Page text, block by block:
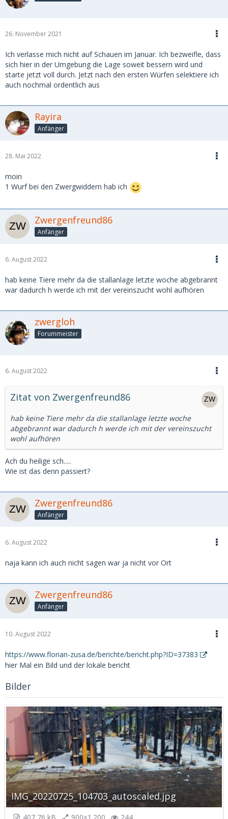
26. November 2021
Ich verlasse mich nicht auf Schauen im Januar. Ich bezweifle, dass
sich hier in der Umgebung die Lage soweit bessern wird und
starte jetzt voll durch. Jetzt nach den ersten Würfen selektiere ich
auch nochmal ordentlich aus
Rayira
Anfänger
28. Mai 2022
moin
1 Wurf bei den Zwergwiddern hab ich
Zwergenfreund86
Anfänger
6. August 2022
hab keine Tiere mehr da die stallanlage letzte woche abgebrannt
war dadurch h werde ich mit der vereinszucht wohl aufhören
zwergloh
Forummeister
6. August 2022
Zitat von Zwergenfreund86
hab keine Tiere mehr da die stallanlage letzte woche
abgebrannt war dadurch h werde ich mit der vereinszucht
wohl aufhören
Ach du heilige sch.....
Wie ist das denn passiert?
Zwergenfreund86
Anfänger
6. August 2022
naja kann ich auch nicht sagen war ja nicht vor Ort
Zwergenfreund86
Anfänger
10. August 2022
https://www.florian-zusa.de/berichte/bericht.php?ID=37383
hier Mal ein Bild und der lokale bericht
Bilder
IMG_20220725_104703_autoscaled.jpg